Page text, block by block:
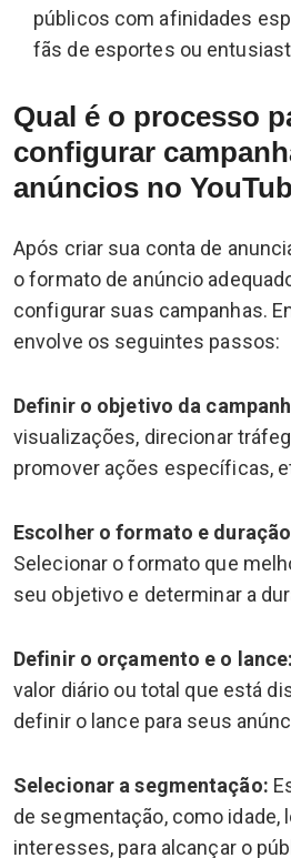
públicos com afinidades
fãs de esportes ou
Qual é o processo
configurar
anúncios no
Após criar sua conta de
o formato de anúncio
configurar suas campanhas.
envolve os seguintes passos:
Definir o objetivo da
visualizações, direcionar
promover ações específicas,
Escolher o formato e
Selecionar o formato que
seu objetivo e determinar a
Definir o orçamento e o lance:
valor diário ou total que está
definir o lance para seus
Selecionar a segmentação:
de segmentação, como idade,
interesses, para alcançar o